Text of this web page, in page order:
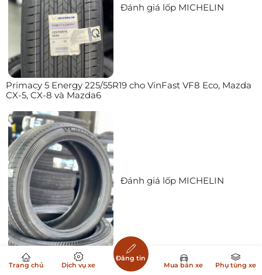
Đánh giá lốp MICHELIN
Primacy 5 Energy 225/55R19 cho VinFast VF8 Eco, Mazda
CX-5, CX-8 và Mazda6
Đánh giá lốp MICHELIN
Primacy 5 Energy 245/45R20: Lựa chọn cao cấp cho
VinFast VF8 Plus, VF7 Plus, Lexus LS500, BMW 740Li và
Trang chủ Dịch vụ xe
Đăng tin
Mua bán xe
Phụ tùng xe